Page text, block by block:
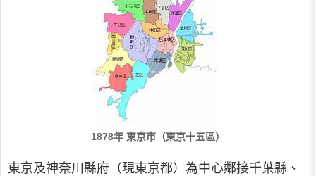
1878年 東京市（東京十五區）
東京及神奈川縣府（現東京都）為中心鄰接千葉縣、